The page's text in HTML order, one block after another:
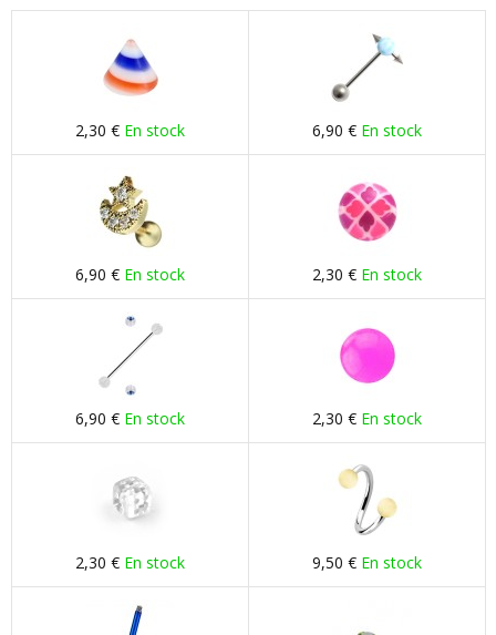
2,30 € En stock 6,90 € En stock
6,90 € En stock 2,30 € En stock
6,90 € En stock 2,30 € En stock
2,30 € En stock 9,50 € En stock